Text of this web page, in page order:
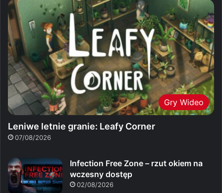
Gry Wideo
Leniwe letnie granie: Leafy Corner
07/08/2026
Infection Free Zone – rzut okiem na
wczesny dostęp
02/08/2026